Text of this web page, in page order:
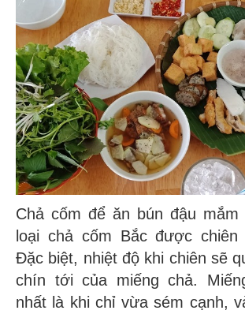
Chả cốm để ăn bún đậu mắm
loại chả cốm Bắc được chiên
Đặc biệt, nhiệt độ khi chiên sẽ
chín tới của miếng chả.
nhất là khi chỉ vừa sém cạnh,